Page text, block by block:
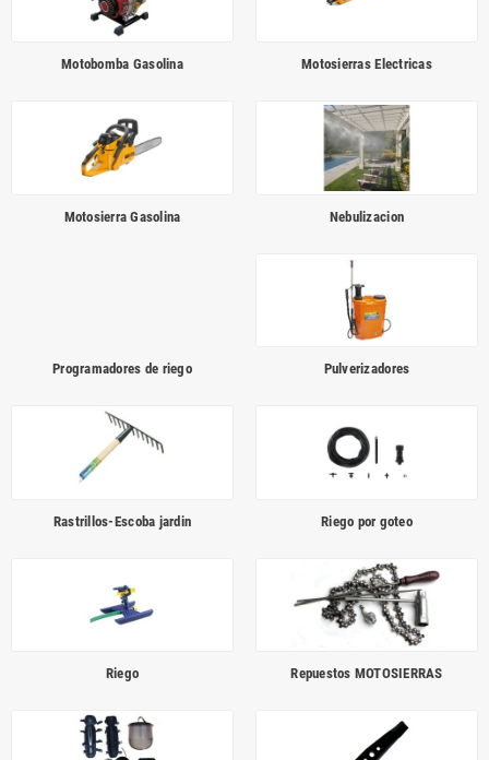
Motobomba Gasolina Motosierras Electricas
Motosierra Gasolina Nebulizacion
Programadores de riego Pulverizadores
Rastrillos-Escoba jardin Riego por goteo
Riego Repuestos MOTOSIERRAS